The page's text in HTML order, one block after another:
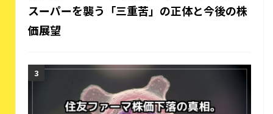
スーパーを襲う「三重苦」の正体と今後の株
価展望